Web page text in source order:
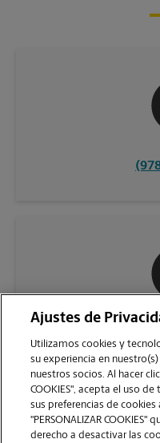
Ajustes de
Utilizamos cookies y
su experiencia en
nuestros socios. Al hacer clic
COOKIES", acepta el uso
sus preferencias de
"PERSONALIZAR
derecho a desactivar las